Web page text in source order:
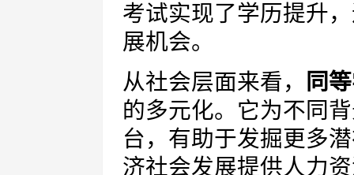
考试实现了学历提升
展机会。
从社会层面来看，
同
的多元化。它为不同
台，有助于发掘更多
济社会发展提供人力